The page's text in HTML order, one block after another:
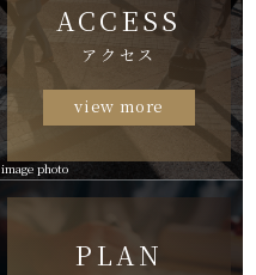
ACCESS
アクセス
view more
image photo
PLAN